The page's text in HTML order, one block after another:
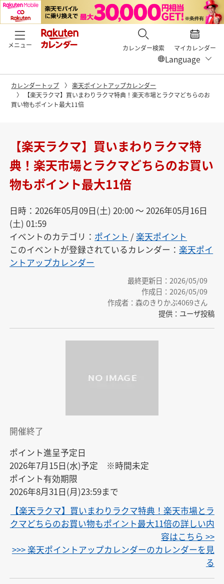
メニュー カレンダー検索 マイカレンダー
カレンダートップ
楽天ポイントアップカレンダー
【楽天ラクマ】買いまわりラクマ特典！楽天市場とラクマどちらのお
買い物もポイント最大11倍
【楽天ラクマ】買いまわりラクマ特
典！楽天市場とラクマどちらのお買い
物もポイント最大11倍
日時：2026年05月09日(土) 20:00 〜 2026年05月16日
(土) 01:59
イベントのカテゴリ： ポイント /楽天ポイント
このイベントが登録されているカレンダー：楽天ポイ
ントアップカレンダー
最終更新日：2026/05/09
作成日：2026/05/09
作成者：森のきりかぶ4069さん
提供：ユーザ投稿
開催終了
ポイント進呈予定日
2026年7月15日(水)予定　※時間未定
ポイント有効期限
2026年8月31日(月)23:59まで
【楽天ラクマ】買いまわりラクマ特典！楽天市場とラ
クマどちらのお買い物もポイント最大11倍の詳しい内
容はこちら >>
>>> 楽天ポイントアップカレンダーのカレンダーを見
る